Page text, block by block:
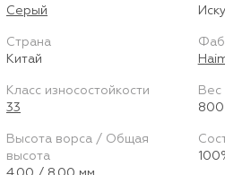
Серый
Страна
Китай
Класс износостойкости
33
Вес
800
Высота ворса / Общая
высота